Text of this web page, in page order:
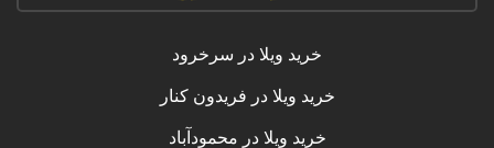
خرید ویلا در سرخرود
خرید ویلا در فریدون کنار
خرید ویلا در محمودآباد